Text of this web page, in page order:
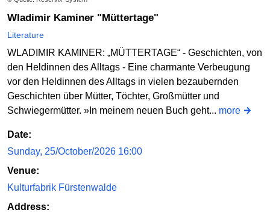
Wladimir Kaminer "Müttertage"
Literature
WLADIMIR KAMINER: „MÜTTERTAGE“ - Geschichten, von
den Heldinnen des Alltags - Eine charmante Verbeugung
vor den Heldinnen des Alltags in vielen bezaubernden
Geschichten über Mütter, Töchter, Großmütter und
Schwiegermütter. »In meinem neuen Buch geht... more
Date:
Sunday, 25/October/2026 16:00
Venue:
Kulturfabrik Fürstenwalde
Address: